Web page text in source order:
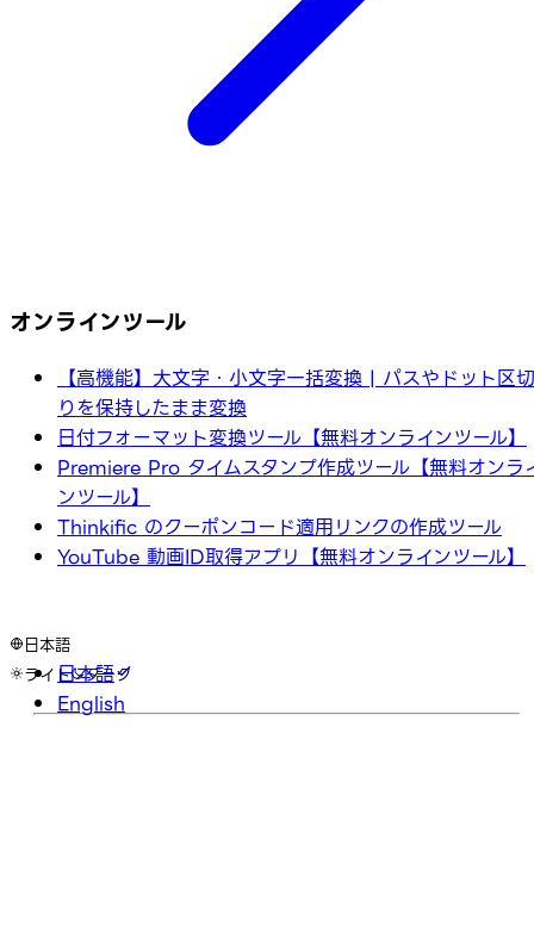
オンラインツール
【高機能】大文字・小文字一括変換 | パスやドット区切
りを保持したまま変換
日付フォーマット変換ツール【無料オンラインツール】
Premiere Pro タイムスタンプ作成ツール【無料オンラ
ンツール】
Thinkific のクーポンコード適用リンクの作成ツール
YouTube 動画ID取得アプリ【無料オンラインツール】
日本語
日本語
English
ライト ダーク